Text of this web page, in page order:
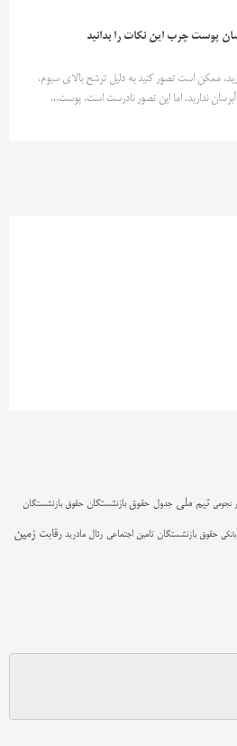
پوست چرب این نکات را بدانید
ممکن است تصور کنید به دلیل ترشح بالای سبوم،
آبرسان ندارید. اما این تصور نادرست است. پوست...
نجومی تیم ملی جدول حقوق بازنشستگان حقوق بازنشستگان
حقوق بازنشستگان تامین اجتماعی رئال مادرید رقابت زمین